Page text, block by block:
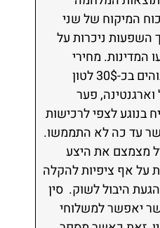
של שני
ניכרות על
מחירי
הסויה בארה"ב עדיין גבוהים בכ-30$ לטון
פער
לצפי לרכישות
כה לא התממשו.
את היצע
ציפיות להקלה
לשוק. סין
למשלוחי